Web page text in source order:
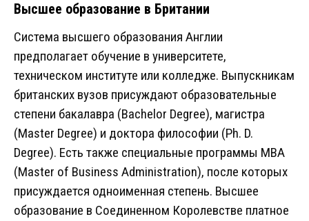
Высшее образование в Британии
Система высшего образования Англии
предполагает обучение в университете,
техническом институте или колледже. Выпускникам
британских вузов присуждают образовательные
степени бакалавра (Bachelor Degree), магистра
(Master Degree) и доктора философии (Ph. D.
Degree). Есть также специальные программы MBA
(Master of Business Administration), после которых
присуждается одноименная степень. Высшее
образование в Соединенном Королевстве платное